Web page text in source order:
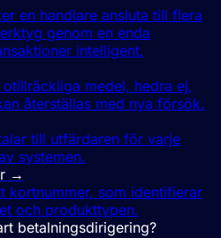
en handlare ansluta till flera
genom en enda
intelligent.
medel, hedra ej,
återställas med nya försök.
till utfärdaren för varje
systemen.
→
kortnummer, som identifierar
och produkttypen.
betalningsdirigering?